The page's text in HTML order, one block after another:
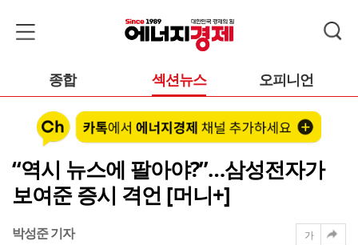
종합 섹션뉴스 오피니언
“역시 뉴스에 팔아야?”…삼성전자가
보여준 증시 격언 [머니+]
박성준 기자
가